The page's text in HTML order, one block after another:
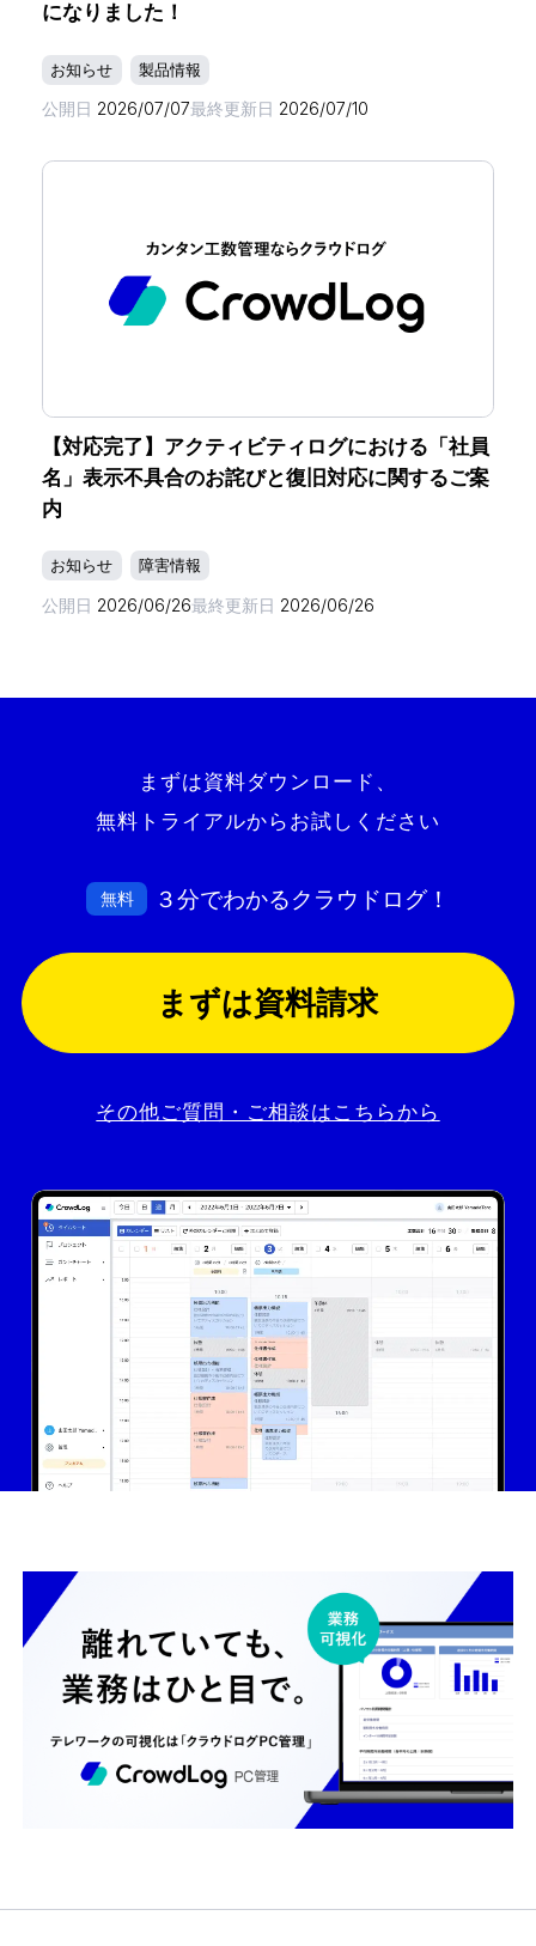
になりました！
お知らせ 製品情報
公開日 2026/07/07最終更新日 2026/07/10
【対応完了】アクティビティログにおける「社員
名」表示不具合のお詫びと復旧対応に関するご案
内
お知らせ 障害情報
公開日 2026/06/26最終更新日 2026/06/26
まずは資料ダウンロード、
無料トライアルからお試しください
無料 ３分でわかるクラウドログ！
まずは資料請求
その他ご質問・ご相談はこちらから